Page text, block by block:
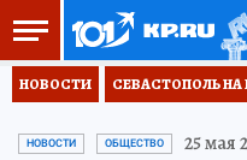
НОВОСТИ СЕВАСТОПОЛЬ НА
НОВОСТИ ОБЩЕСТВО 25 мая